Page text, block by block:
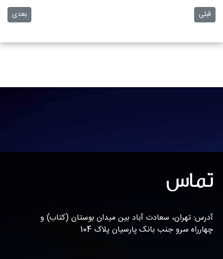
مطلب قبلی: اصول طراحي لبخند
قبلی مطلب
بعدی
تماس
آدرس: تهران، سعادت آباد بین میدان بوستان (کتاب) و
چهارراه سرو جنب بانک پارسیان پلاک 104